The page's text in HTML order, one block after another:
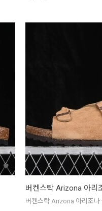
버켄스탁 Arizona 아리
버켄스탁 Arizona 아리조